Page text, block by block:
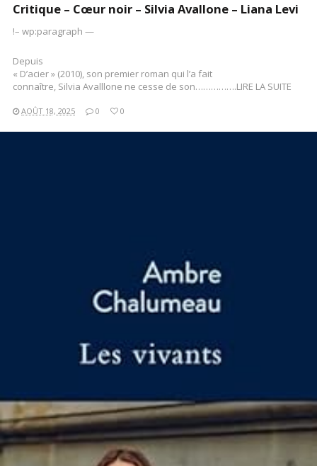
Critique – Cœur noir – Silvia Avallone – Liana Levi
!– wp:paragraph —
Depuis
« D’acier » (2010), son premier roman qui l’a fait
connaître, Silvia Avalllone ne cesse de son…………….LIRE LA SUITE
AOÛT 18, 2025 0 0